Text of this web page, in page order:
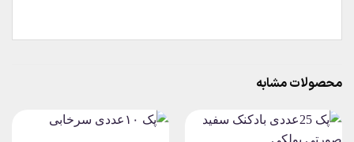
محصولات مشابه